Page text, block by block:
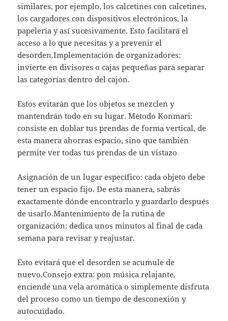
similares, por ejemplo, los calcetines con calcetines,
los cargadores con dispositivos electrónicos, la
papelería y así sucesivamente. Esto facilitará el
acceso a lo que necesitas y a prevenir el
desorden.Implementación de organizadores:
invierte en divisores o cajas pequeñas para separar
las categorías dentro del cajón.
Estos evitarán que los objetos se mezclen y
mantendrán todo en su lugar. Método Konmari:
consiste en doblar tus prendas de forma vertical, de
esta manera ahorras espacio, sino que también
permite ver todas tus prendas de un vistazo
Asignación de un lugar específico: cada objeto debe
tener un espacio fijo. De esta manera, sabrás
exactamente dónde encontrarlo y guardarlo después
de usarlo.Mantenimiento de la rutina de
organización: dedica unos minutos al final de cada
semana para revisar y reajustar.
Esto evitará que el desorden se acumule de
nuevo.Consejo extra: pon música relajante,
enciende una vela aromática o simplemente disfruta
del proceso como un tiempo de desconexión y
autocuidado.